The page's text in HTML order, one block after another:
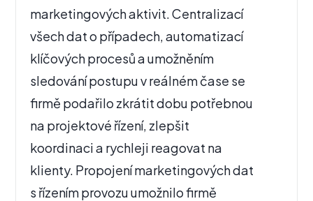
marketingových aktivit. Centralizací
všech dat o případech, automatizací
klíčových procesů a umožněním
sledování postupu v reálném čase se
firmě podařilo zkrátit dobu potřebnou
na projektové řízení, zlepšit
koordinaci a rychleji reagovat na
klienty. Propojení marketingových dat
s řízením provozu umožnilo firmě